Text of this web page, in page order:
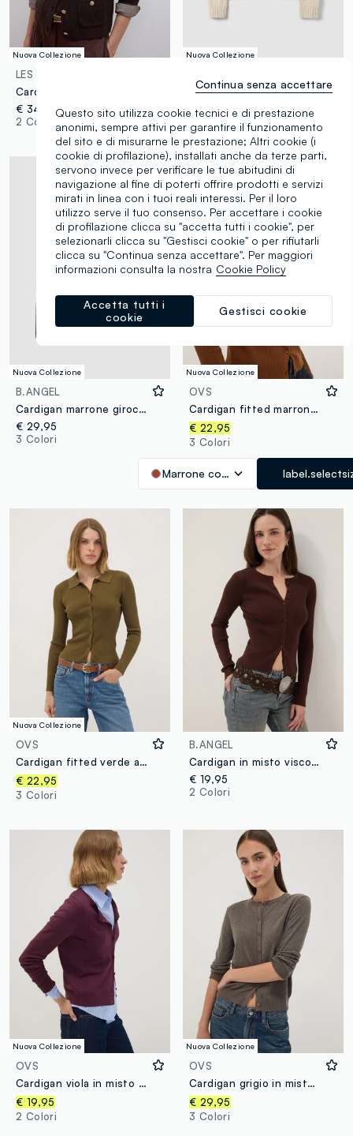
Nuova Collezione
LES COPAINS
€ 34,95
2 Colori
Nuova Collezione
Cardigan beige in puro cotone con bottoni regular fit
€ 29,95
3 Colori
Nuova Collezione
B.ANGEL
Cardigan marrone girocollo in misto lyocell e lana over fit
€ 29,95
3 Colori
Nuova Collezione
OVS
Cardigan fitted marrone a coste in misto viscosa con colletto polo
€ 22,95
3 Colori
Marrone cognac
Nuova Collezione
OVS
Cardigan fitted verde a coste in misto viscosa con colletto polo
€ 22,95
3 Colori
B.ANGEL
Cardigan in misto viscosa marrone vestibilità fitted
€ 19,95
2 Colori
Nuova Collezione
OVS
Cardigan viola in misto viscosa a girocollo regular fit
€ 19,95
2 Colori
Nuova Collezione
OVS
Cardigan grigio in misto lana a girocollo
€ 29,95
3 Colori
Questo sito utilizza cookie tecnici e di prestazione
anonimi, sempre attivi per garantire il funzionamento
del sito e di misurarne le prestazione; Altri cookie (i
cookie di profilazione), installati anche da terze parti,
servono invece per verificare le tue abitudini di
navigazione al fine di poterti offrire prodotti e servizi
mirati in linea con i tuoi reali interessi. Per il loro
utilizzo serve il tuo consenso. Per accettare i cookie
di profilazione clicca su "accetta tutti i cookie", per
selezionarli clicca su "Gestisci cookie" o per rifiutarli
clicca su "Continua senza accettare". Per maggiori
informazioni consulta la nostra Cookie Policy
Gestisci cookie
Accetta tutti i
cookie
Continua senza accettare